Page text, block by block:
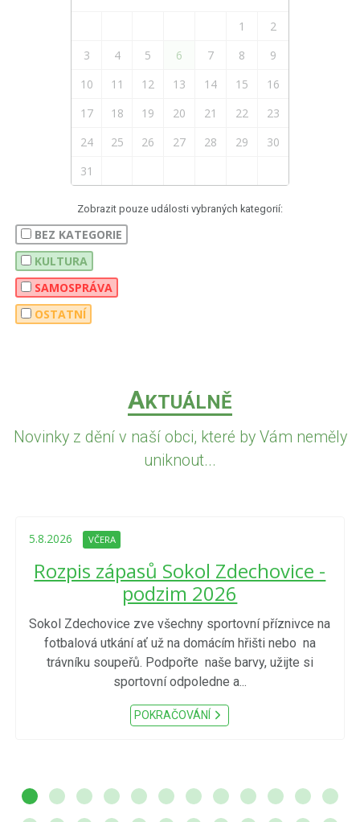
1
2
3
4 5 6 7 8
9
10
11 12 13 14 15
16
17
18 19 20 21 22
23
24
25 26 27 28 29
30
31
Zobrazit pouze události vybraných kategorií:
BEZ KATEGORIE
KULTURA
SAMOSPRÁVA
OSTATNÍ
AKTUÁLNĚ
Novinky z dění v naší obci, které by Vám neměly
uniknout...
5.8.2026 VČERA
Rozpis zápasů Sokol Zdechovice -
podzim 2026
Sokol Zdechovice zve všechny sportovní příznivce na
fotbalová utkání ať už na domácím hřišti nebo na
trávníku soupeřů. Podpořte naše barvy, užijte si
sportovní odpoledne a...
POKRAČOVÁNÍ